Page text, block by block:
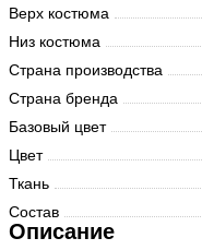
Верх костюма
Низ костюма
Страна производства
Страна бренда
Базовый цвет
Цвет
Ткань
Состав
Описание